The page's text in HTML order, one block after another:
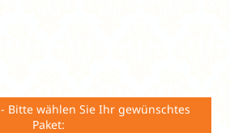
- Bitte wählen Sie Ihr gewünschtes
Paket: